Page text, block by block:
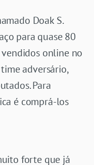
Doak S.
para quase 80
vendidos online no
adversário,
Para
é comprá-los
forte que já